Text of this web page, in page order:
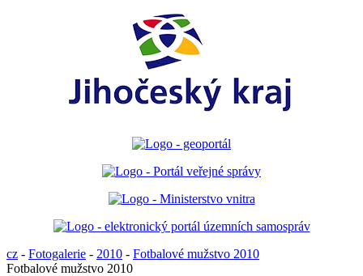
cz - Fotogalerie - 2010 - Fotbalové mužstvo 2010
Fotbalové mužstvo 2010